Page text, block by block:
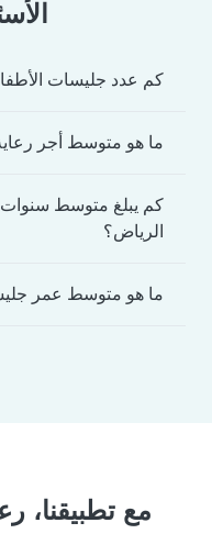
كم عدد جليسات
ما هو متوسط أجر
كم يبلغ متوسط
الرياض؟
ما هو متوسط عمر
مع تطبيقنا،